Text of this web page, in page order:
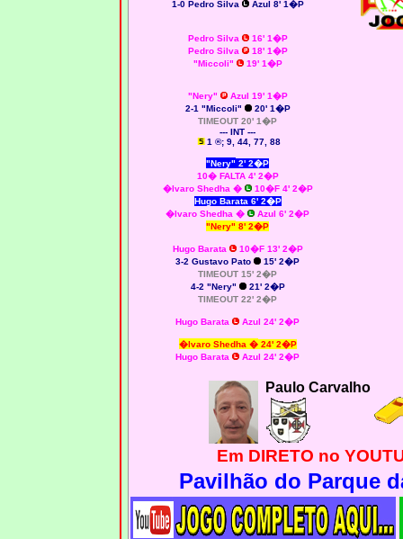
1-0 Pedro Silva Azul 8' 1�P
Pedro Silva
16' 1�P
Pedro Silva
18' 1�P
"Miccoli"
19' 1�P
"Nery"
Azul 19' 1�P
2-1 "Miccoli"
20' 1�P
TIMEOUT 20' 1�P
--- INT ---
1 ®; 9, 44, 77, 88
"Nery" 2' 2�P
10� FALTA 4' 2�P
�lvaro Shedha �
10�F 4' 2�P
Hugo Barata 6' 2�P
�lvaro Shedha �
Azul 6' 2�P
"Nery" 8' 2�P
Hugo Barata
10�F 13' 2�P
3-2 Gustavo Pato
15' 2�P
TIMEOUT 15' 2�P
4-2 "Nery"
21' 2�P
TIMEOUT 22' 2�P
Hugo Barata Azul 24' 2�P
�lvaro Shedha �24' 2�P
Hugo Barata
Azul 24' 2�P
Paulo Carvalho
Em DIRETO no
Pavilhão do Parque